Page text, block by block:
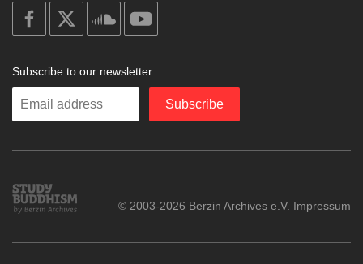
on
facebook
soundcloud
Subscribe to our newsletter
Enter
Subscribe
Study
Buddhism
© 2003-2026 Berzin Archives e.V. Impressum